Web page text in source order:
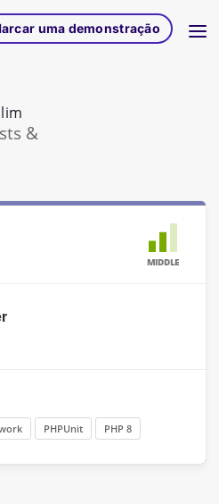
uma demonstração
&
MIDDLE
PHPUnit PHP 8